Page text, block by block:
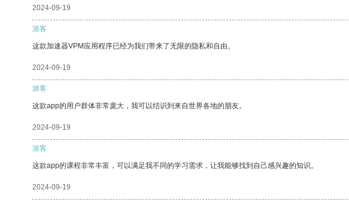
2024-09-19
游客
这款加速器VPM应用程序已经为我们带来了无限的隐私和自由。
2024-09-19
游客
这款app的用户群体非常庞大，我可以结识到来自世界各地的朋友。
2024-09-19
游客
这款app的课程非常丰富，可以满足我不同的学习需求，让我能够找到自己感兴趣的知识。
2024-09-19